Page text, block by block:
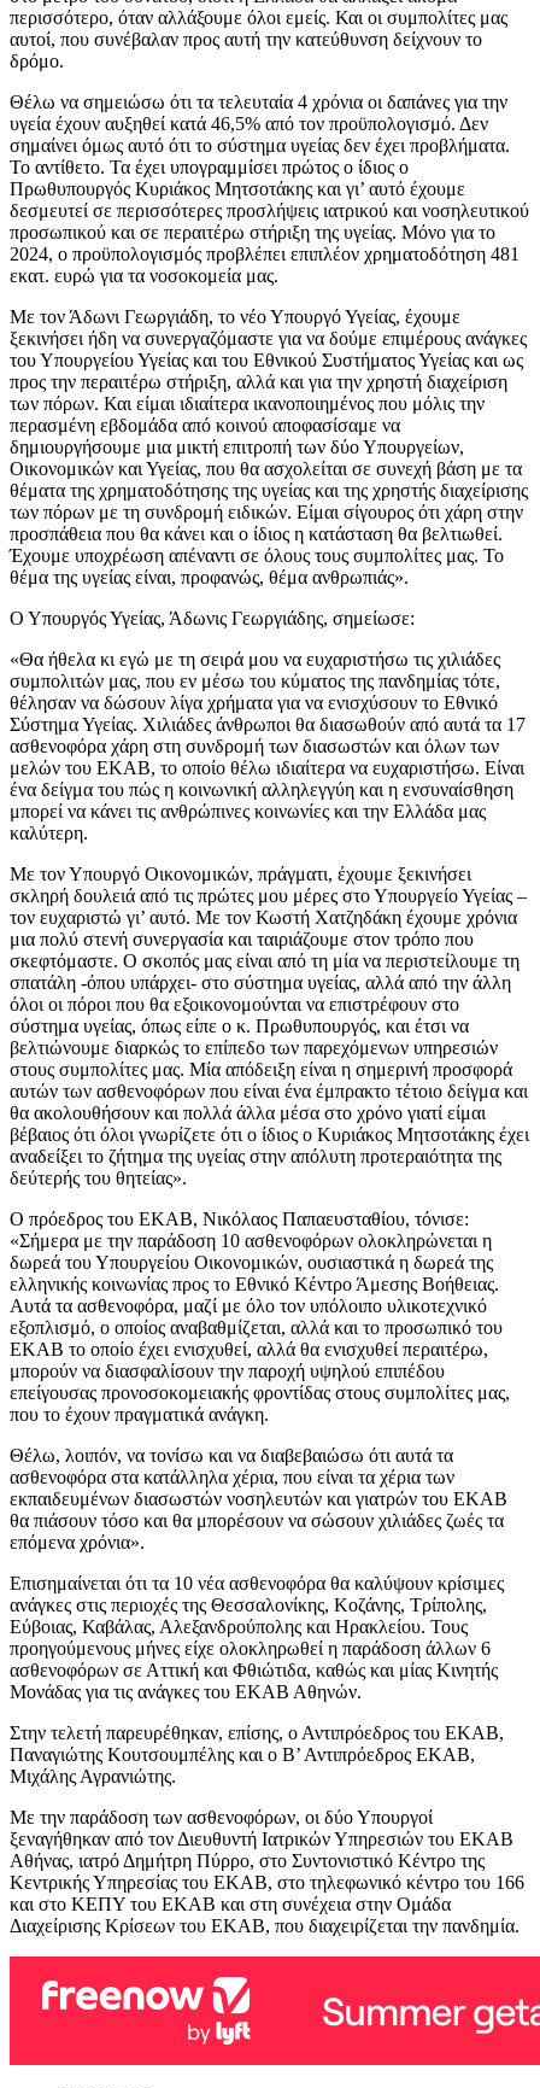
περισσότερο, όταν αλλάξουμε όλοι εμείς. Και οι συμπολίτες μας
αυτοί, που συνέβαλαν προς αυτή την κατεύθυνση δείχνουν το
δρόμο.
Θέλω να σημειώσω ότι τα τελευταία 4 χρόνια οι δαπάνες για την
υγεία έχουν αυξηθεί κατά 46,5% από τον προϋπολογισμό. Δεν
σημαίνει όμως αυτό ότι το σύστημα υγείας δεν έχει προβλήματα.
Το αντίθετο. Τα έχει υπογραμμίσει πρώτος ο ίδιος ο
Πρωθυπουργός Κυριάκος Μητσοτάκης και γι’ αυτό έχουμε
δεσμευτεί σε περισσότερες προσλήψεις ιατρικού και νοσηλευτικού
προσωπικού και σε περαιτέρω στήριξη της υγείας. Μόνο για το
2024, ο προϋπολογισμός προβλέπει επιπλέον χρηματοδότηση 481
εκατ. ευρώ για τα νοσοκομεία μας.
Με τον Άδωνι Γεωργιάδη, το νέο Υπουργό Υγείας, έχουμε
ξεκινήσει ήδη να συνεργαζόμαστε για να δούμε επιμέρους ανάγκες
του Υπουργείου Υγείας και του Εθνικού Συστήματος Υγείας και ως
προς την περαιτέρω στήριξη, αλλά και για την χρηστή διαχείριση
των πόρων. Και είμαι ιδιαίτερα ικανοποιημένος που μόλις την
περασμένη εβδομάδα από κοινού αποφασίσαμε να
δημιουργήσουμε μια μικτή επιτροπή των δύο Υπουργείων,
Οικονομικών και Υγείας, που θα ασχολείται σε συνεχή βάση με τα
θέματα της χρηματοδότησης της υγείας και της χρηστής διαχείρισης
των πόρων με τη συνδρομή ειδικών. Είμαι σίγουρος ότι χάρη στην
προσπάθεια που θα κάνει και ο ίδιος η κατάσταση θα βελτιωθεί.
Έχουμε υποχρέωση απέναντι σε όλους τους συμπολίτες μας. Το
θέμα της υγείας είναι, προφανώς, θέμα ανθρωπιάς».
Ο Υπουργός Υγείας, Άδωνις Γεωργιάδης, σημείωσε:
«Θα ήθελα κι εγώ με τη σειρά μου να ευχαριστήσω τις χιλιάδες
συμπολιτών μας, που εν μέσω του κύματος της πανδημίας τότε,
θέλησαν να δώσουν λίγα χρήματα για να ενισχύσουν το Εθνικό
Σύστημα Υγείας. Χιλιάδες άνθρωποι θα διασωθούν από αυτά τα 17
ασθενοφόρα χάρη στη συνδρομή των διασωστών και όλων των
μελών του ΕΚΑΒ, το οποίο θέλω ιδιαίτερα να ευχαριστήσω. Είναι
ένα δείγμα του πώς η κοινωνική αλληλεγγύη και η ενσυναίσθηση
μπορεί να κάνει τις ανθρώπινες κοινωνίες και την Ελλάδα μας
καλύτερη.
Με τον Υπουργό Οικονομικών, πράγματι, έχουμε ξεκινήσει
σκληρή δουλειά από τις πρώτες μου μέρες στο Υπουργείο Υγείας –
τον ευχαριστώ γι’ αυτό. Με τον Κωστή Χατζηδάκη έχουμε χρόνια
μια πολύ στενή συνεργασία και ταιριάζουμε στον τρόπο που
σκεφτόμαστε. Ο σκοπός μας είναι από τη μία να περιστείλουμε τη
σπατάλη -όπου υπάρχει- στο σύστημα υγείας, αλλά από την άλλη
όλοι οι πόροι που θα εξοικονομούνται να επιστρέφουν στο
σύστημα υγείας, όπως είπε ο κ. Πρωθυπουργός, και έτσι να
βελτιώνουμε διαρκώς το επίπεδο των παρεχόμενων υπηρεσιών
στους συμπολίτες μας. Μία απόδειξη είναι η σημερινή προσφορά
αυτών των ασθενοφόρων που είναι ένα έμπρακτο τέτοιο δείγμα και
θα ακολουθήσουν και πολλά άλλα μέσα στο χρόνο γιατί είμαι
βέβαιος ότι όλοι γνωρίζετε ότι ο ίδιος ο Κυριάκος Μητσοτάκης έχει
αναδείξει το ζήτημα της υγείας στην απόλυτη προτεραιότητα της
δεύτερής του θητείας».
Ο πρόεδρος του ΕΚΑΒ, Νικόλαος Παπαευσταθίου, τόνισε:
«Σήμερα με την παράδοση 10 ασθενοφόρων ολοκληρώνεται η
δωρεά του Υπουργείου Οικονομικών, ουσιαστικά η δωρεά της
ελληνικής κοινωνίας προς το Εθνικό Κέντρο Άμεσης Βοήθειας.
Αυτά τα ασθενοφόρα, μαζί με όλο τον υπόλοιπο υλικοτεχνικό
εξοπλισμό, ο οποίος αναβαθμίζεται, αλλά και το προσωπικό του
ΕΚΑΒ το οποίο έχει ενισχυθεί, αλλά θα ενισχυθεί περαιτέρω,
μπορούν να διασφαλίσουν την παροχή υψηλού επιπέδου
επείγουσας προνοσοκομειακής φροντίδας στους συμπολίτες μας,
που το έχουν πραγματικά ανάγκη.
Θέλω, λοιπόν, να τονίσω και να διαβεβαιώσω ότι αυτά τα
ασθενοφόρα στα κατάλληλα χέρια, που είναι τα χέρια των
εκπαιδευμένων διασωστών νοσηλευτών και γιατρών του ΕΚΑΒ
θα πιάσουν τόσο και θα μπορέσουν να σώσουν χιλιάδες ζωές τα
επόμενα χρόνια».
Επισημαίνεται ότι τα 10 νέα ασθενοφόρα θα καλύψουν κρίσιμες
ανάγκες στις περιοχές της Θεσσαλονίκης, Κοζάνης, Τρίπολης,
Εύβοιας, Καβάλας, Αλεξανδρούπολης και Ηρακλείου. Τους
προηγούμενους μήνες είχε ολοκληρωθεί η παράδοση άλλων 6
ασθενοφόρων σε Αττική και Φθιώτιδα, καθώς και μίας Κινητής
Μονάδας για τις ανάγκες του ΕΚΑΒ Αθηνών.
Στην τελετή παρευρέθηκαν, επίσης, ο Αντιπρόεδρος του ΕΚΑΒ,
Παναγιώτης Κουτσουμπέλης και ο Β’ Αντιπρόεδρος ΕΚΑΒ,
Μιχάλης Αγρανιώτης.
Με την παράδοση των ασθενοφόρων, οι δύο Υπουργοί
ξεναγήθηκαν από τον Διευθυντή Ιατρικών Υπηρεσιών του ΕΚΑΒ
Αθήνας, ιατρό Δημήτρη Πύρρο, στο Συντονιστικό Κέντρο της
Κεντρικής Υπηρεσίας του ΕΚΑΒ, στο τηλεφωνικό κέντρο του 166
και στο ΚΕΠΥ του ΕΚΑΒ και στη συνέχεια στην Ομάδα
Διαχείρισης Κρίσεων του ΕΚΑΒ, που διαχειρίζεται την πανδημία.